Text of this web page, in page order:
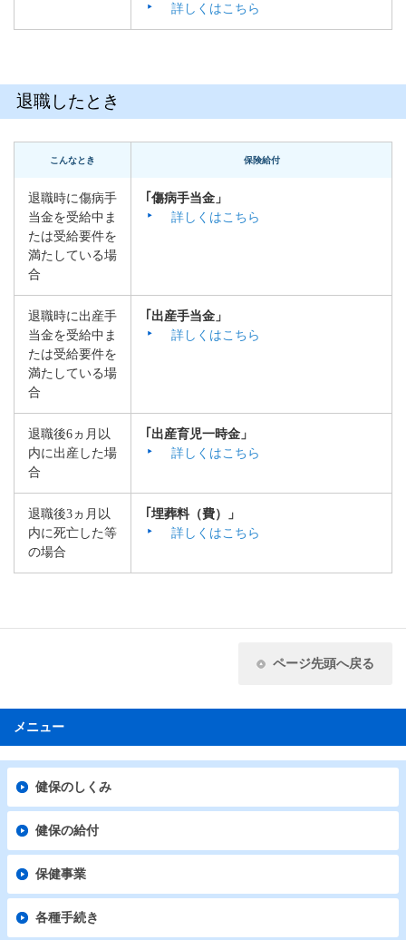
詳しくはこちら
退職したとき
こんなとき 保険給付
退職時に傷病手
当金を受給中ま
たは受給要件を
満たしている場
合
｢傷病手当金」
詳しくはこちら
退職時に出産手
当金を受給中ま
たは受給要件を
満たしている場
合
｢出産手当金」
詳しくはこちら
退職後6ヵ月以
内に出産した場
合
｢出産育児一時金」
詳しくはこちら
退職後3ヵ月以
内に死亡した等
の場合
｢埋葬料（費）」
詳しくはこちら
ページ先頭へ戻る
メニュー
健保のしくみ
健保の給付
保健事業
各種手続き